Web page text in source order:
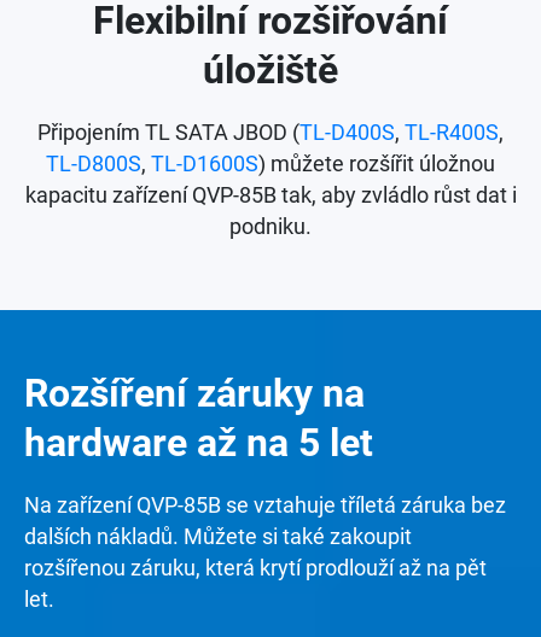
Flexibilní rozšiřování
úložiště
Připojením TL SATA JBOD (TL-D400S, TL-R400S,
TL-D800S, TL-D1600S) můžete rozšířit úložnou
kapacitu zařízení QVP-85B tak, aby zvládlo růst dat i
podniku.
Rozšíření záruky na
hardware až na 5 let
Na zařízení QVP-85B se vztahuje tříletá záruka bez
dalších nákladů. Můžete si také zakoupit
rozšířenou záruku, která krytí prodlouží až na pět
let.